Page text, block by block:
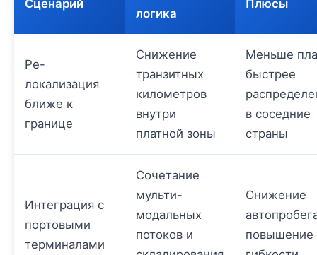
Сценарий
логика
Плюсы
Ре-
локализация
ближе к
границе
Снижение
транзитных
километров
внутри
платной зоны
Меньше
быстрее
в соседние
страны
Интеграция с
портовыми
терминалами
Сочетание
мульти-
модальных
потоков и
Снижение
повышение